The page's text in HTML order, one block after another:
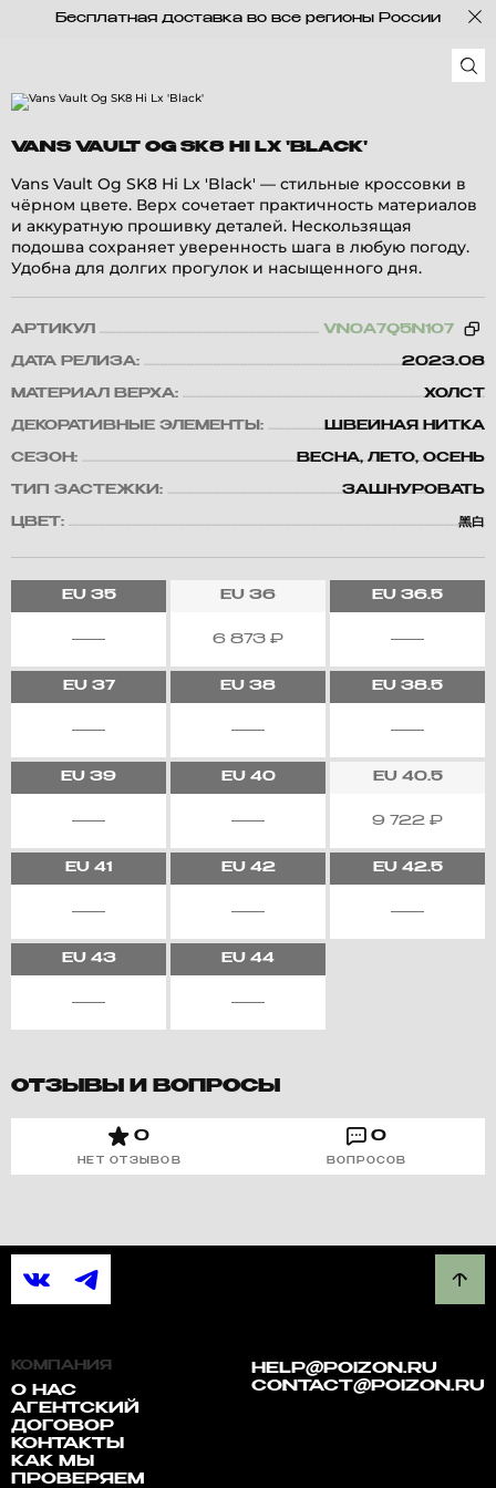
Бесплатная доставка во все регионы России
VANS VAULT OG SK8 HI LX 'BLACK'
Vans Vault Og SK8 Hi Lx 'Black' — стильные кроссовки в
чёрном цвете. Верх сочетает практичность материалов
и аккуратную прошивку деталей. Нескользящая
подошва сохраняет уверенность шага в любую погоду.
Удобна для долгих прогулок и насыщенного дня.
АРТИКУЛ VN0A7Q5N1O7
ДАТА РЕЛИЗА: 2023.08
МАТЕРИАЛ ВЕРХА: ХОЛСТ
ДЕКОРАТИВНЫЕ ЭЛЕМЕНТЫ: ШВЕЙНАЯ НИТКА
СЕЗОН: ВЕСНА, ЛЕТО, ОСЕНЬ
ТИП ЗАСТЕЖКИ: ЗАШНУРОВАТЬ
ЦВЕТ: ⿊⽩
EU35 EU 36
6 873 ₽
EU 36.5
EU37 EU 38 EU 38.5
EU 39 EU40 EU40.5
9 722 ₽
EU 41 EU42 EU42.5
EU43 EU 44
ОТЗЫВЫ И ВОПРОСЫ
0
НЕТ ОТЗЫВОВ
0
ВОПРОСОВ
КОМПАНИЯ
О НАС
АГЕНТСКИЙ
ДОГОВОР
КОНТАКТЫ
КАК МЫ
ПРОВЕРЯЕМ
HELP@POIZON.RU
CONTACT@POIZON.RU